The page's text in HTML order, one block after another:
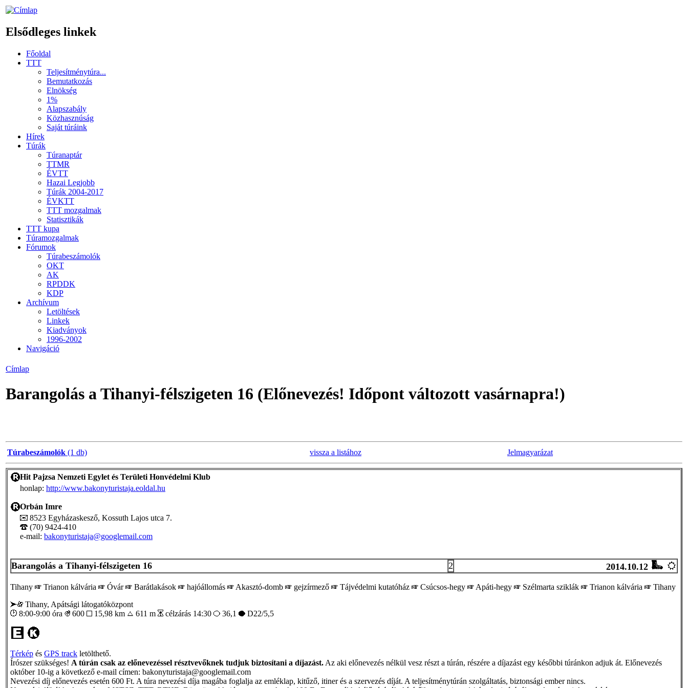
Elsődleges linkek
Főoldal
TTT
Teljesítménytúra...
Bemutatkozás
Elnökség
1%
Alapszabály
Közhasznúság
Saját túráink
Hírek
Túrák
Túranaptár
TTMR
ÉVTT
Hazai Legjobb
Túrák 2004-2017
ÉVKTT
TTT mozgalmak
Statisztikák
TTT kupa
Túramozgalmak
Fórumok
Túrabeszámolók
OKT
AK
RPDDK
KDP
Archívum
Letöltések
Linkek
Kiadványok
1996-2002
Navigáció
Címlap
Barangolás a Tihanyi-félszigeten 16 (Előnevezés! Időpont változott vasárnapra!)
Túrabeszámolók (1 db) vissza a listához Jelmagyarázat
Hit Pajzsa Nemzeti Egylet és Területi Honvédelmi Klub
honlap: http://www.bakonyturistaja.eoldal.hu
Orbán Imre
8523 Egyházaskesző, Kossuth Lajos utca 7.
(70) 9424-410
e-mail: bakonyturistaja@googlemail.com
Barangolás a Tihanyi-félszigeten 16 2 2014.10.12
Tihany Trianon kálvária Óvár Barátlakások hajóállomás Akasztó-domb gejzírmező Tájvédelmi kutatóház Csúcsos-hegy Apáti-hegy Szélmarta sziklák Trianon kálvária
Tihany
Tihany, Apátsági látogatóközpont
8:00-9:00 óra
600 15,98 km 611 m célzárás 14:30 36,1 D22/5,5
Térkép és GPS track letölthető.
Írószer szükséges! A túrán csak az előnevezéssel résztvevőknek tudjuk biztosítani a díjazást. Az aki előnevezés nélkül vesz részt a túrán, részére a díjazást egy későbbi túránkon adjuk át. Előnevezés
október 10-ig a következő e-mail címen: bakonyturistaja@googlemail.com
Nevezési díj előnevezés esetén 600 Ft. A túra nevezési díja magába foglalja az emléklap, kitűző, itiner és a szervezés díját. A teljesítménytúrán szolgáltatás, biztonsági ember nincs.